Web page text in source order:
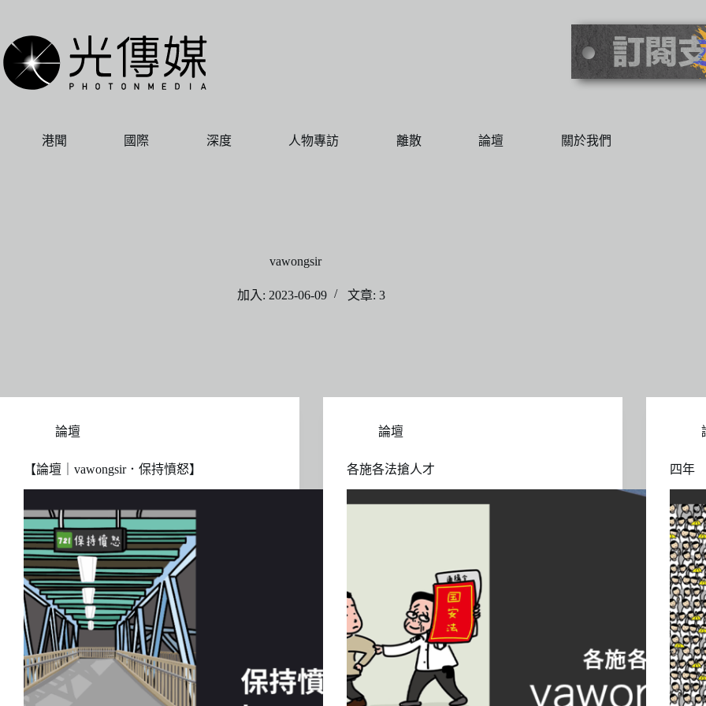
主
要
內
港聞 國際 深度 人物專訪 離散 論壇 關於我們
vawongsir
加入: 2023-06-09 文章: 3
論壇
【論壇｜vawongsir．保持憤怒】
論壇
各施各法搶人才 四年